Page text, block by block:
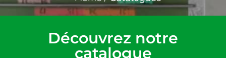
Découvrez notre
catalogue